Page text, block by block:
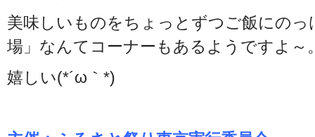
美味しいものをちょっとずつご飯にの
場」なんてコーナーもあるようですよ～
嬉しい(*´ω｀*)